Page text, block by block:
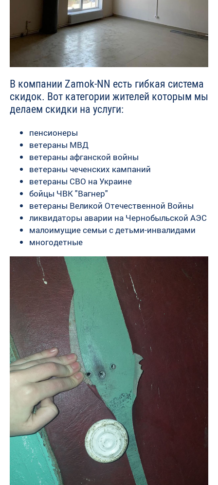
В компании Zamok-NN есть гибкая система
скидок. Вот категории жителей которым мы
делаем скидки на услуги:
пенсионеры
ветераны МВД
ветераны афганской войны
ветераны чеченских кампаний
ветераны СВО на Украине
бойцы ЧВК "Вагнер"
ветераны Великой Отечественной Войны
ликвидаторы аварии на Чернобыльской АЭС
малоимущие семьи с детьми-инвалидами
многодетные